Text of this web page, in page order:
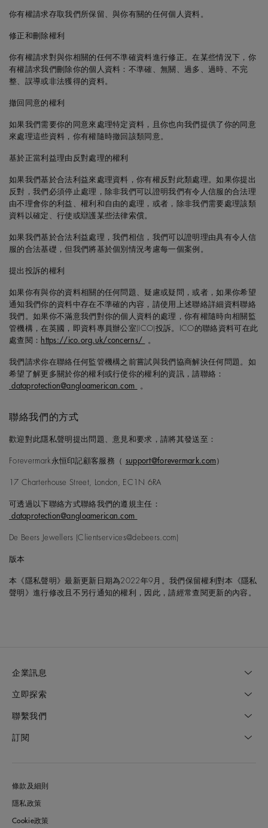
你有權請求存取我們所保留、與你有關的任何個人資料。
修正和刪除權利
你有權請求對與你相關的任何不準確資料進行修正。在某些情況下，你
有權請求我們刪除你的個人資料：不準確、無關、過多、過時、不完
整、誤導或非法獲得的資料。
撤回同意的權利
如果我們需要你的同意來處理特定資料，且你也向我們提供了你的同意
來處理這些資料，你有權隨時撤回該類同意。
基於正當利益理由反對處理的權利
如果我們基於合法利益來處理資料，你有權反對此類處理。如果你提出
反對，我們必須停止處理，除非我們可以證明我們有令人信服的合法理
由不理會你的利益、權利和自由的處理，或者，除非我們需要處理該類
資料以確定、行使或辯護某些法律索償。
如果我們基於合法利益處理，我們相信，我們可以證明理由具有令人信
服的合法基礎，但我們將基於個別情況考慮每一個案例。
提出投訴的權利
如果你有與你的資料相關的任何問題、疑慮或疑問，或者，如果你希望
通知我們你的資料中存在不準確的內容，請使用上述聯絡詳細資料聯絡
我們。如果你不滿意我們對你的個人資料的處理，你有權隨時向相關監
管機構，在英國，即資料專員辦公室(ICO)投訴。ICO的聯絡資料可在此
處查閱：
https://ico.org.uk/concerns/ 。
我們請求你在聯絡任何監管機構之前嘗試與我們協商解決任何問題。如
希望了解更多關於你的權利或行使你的權利的資訊，請聯絡：
dataprotection@angloamerican.com
。
聯絡我們的方式
歡迎對此隱私聲明提出問題、意見和要求，請將其發送至：
Forevermark永恒印記顧客服務（ support@forevermark.com）
17 Charterhouse Street, London, EC1N 6RA
可透過以下聯絡方式聯絡我們的遵規主任：
dataprotection@angloamerican.com
De Beers Jewellers (Clientservices@debeers.com)
版本
本《隱私聲明》最新更新日期為2022年9月。我們保留權利對本《隱私
聲明》進行修改且不另行通知的權利，因此，請經常查閱更新的內容。
企業訊息
立即探索
聯繫我們
訂閱
條款及細則
隱私政策
Cookie政策